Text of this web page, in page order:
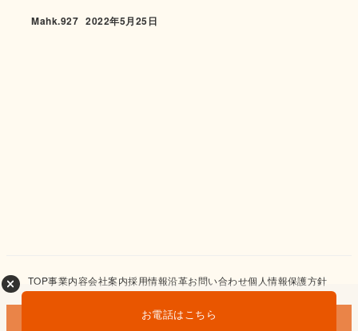
Mahk.927 2022年5月25日
TOP事業内容会社案内採用情報沿革お問い合わせ個人情報保護方針
お電話はこちら